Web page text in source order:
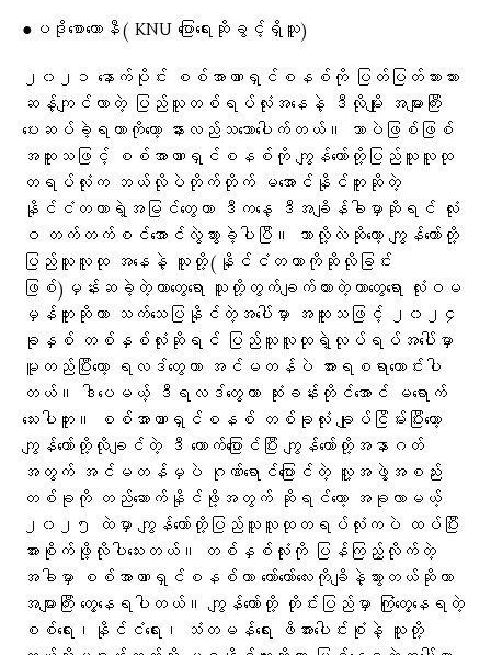
●ပဒို​စော​တောနီ( KNU ​ပြော​ရေးဆိုခွင့်ရှိသူ)
၂၀၂၁ နောက်ပိုင်း စစ်အာဏာရှင်စနစ်ကို ပြတ်ပြတ်သားသား
ဆန့်ကျင်လာတဲ့ ပြည်သူတစ်ရပ်လုံးအနေနဲ့ ဒီလိုမျိုး အများကြီး
ပေးဆပ်ခဲ့ရတာကိုတော့ နားလည်သဘောပေါက်တယ်။ ဘာပဲဖြစ်ဖြစ်
အထူးသဖြင့် စစ်အာဏာရှင်စနစ်ကို ကျွန်တော်တို့ပြည်သူလူထု
တရပ်လုံးက ဘယ်လိုပဲတိုက်တိုက် မအောင်နိုင်ဘူးဆိုတဲ့
နိုင်ငံတကာရဲ့အမြင်တွေဟာ ဒီကနေ့ ဒီအချိန်ခါမှာဆိုရင် လုံး
ဝ တက်တက်စင်အောင်လွဲသွားခဲ့ပါပြီ။ ဘာလို့လဲဆိုတော့ ကျွန်တော်တို့
ပြည်သူလူထု အနေနဲ့ သူတို့(နိုင်ငံတကာကိုဆိုလိုခြင်း
ဖြစ်)မှန်းဆခဲ့တဲ့ဟာတွေရော သူတို့တွက်ချက်ထားတဲ့ဟာတွေရော လုံးဝမ
မှန်ဘူးဆိုတာ သက်သေပြနိုင်တဲ့အပေါ်မှာ အထူးသဖြင့် ၂၀၂၄
ခုနှစ် တစ်နှစ်လုံးဆိုရင် ပြည်သူလူထုရဲ့လုပ်ရပ်အပေါ်မှာ
မူတည်ပြီးတော့ ရလဒ်တွေဟာ အင်မတန်ပဲ အားရစရာကောင်းပါ
တယ်။ ဒါပေမယ့် ဒီရလဒ်တွေဟာ ဆုံးခန်းတိုင်အောင် မရောက်
သေးပါဘူး။ စစ်အာဏာရှင်စနစ် တစ်ခုလုံး ချုပ်ငြိမ်းပြီးတော့
ကျွန်တော်တို့လိုချင်တဲ့ ဒီ တောက်​ပြောင်ပြီး ကျွန်တော်တို့အနာဂတ်
အတွက် အင်မတန်မှပဲ ဂုဏ်ရောင်ပြောင်တဲ့ လူ့အဖွဲ့အစည်း
တစ်ခုကို တည်ဆောက်နိုင်ဖို့အတွက် ဆိုရင်တော့ အခုလာမယ့်
၂၀၂၅ ထဲမှာ ကျွန်တော်တို့ပြည်သူလူထုတရပ်လုံးကပဲ ထပ်ပြီး
အားစိုက်ဖို့လိုပါသေးတယ်။ တစ်နှစ်လုံးကို ပြန်ကြည့်လိုက်တဲ့
အခါမှာ စစ်အာဏာရှင်စနစ်ဟာ တော်တော်လေးကိုချိနဲ့သွားတယ်ဆိုတာ
အများကြီး တွေ့နေရပါတယ်။ ကျွန်တော်တို့ တိုင်းပြည်မှာ ကြုံတွေ့နေရတဲ့
စစ်ရေး၊နိုင်ငံရေး၊ သံတမန်ရေး ဖိအားပေါင်းစုံနဲ့ သူတို့